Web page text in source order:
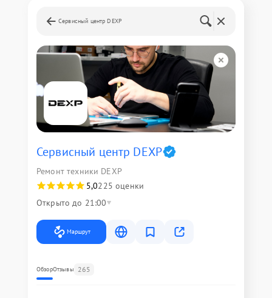
Сервисный центр DEXP
Сервисный центр DEXP
Ремонт техники DEXP
5,0225 оценки
Открыто до 21:00
Маршрут
ОбзорОтзывы 265